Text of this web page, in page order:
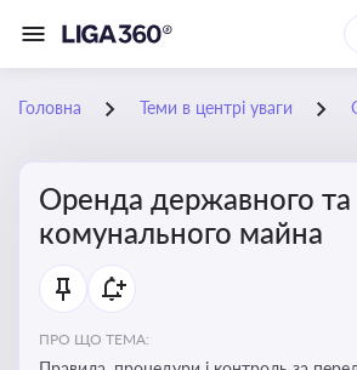
Головна Теми в центрі уваги
Оренда державного та
комунального майна
ПРО ЩО ТЕМА: